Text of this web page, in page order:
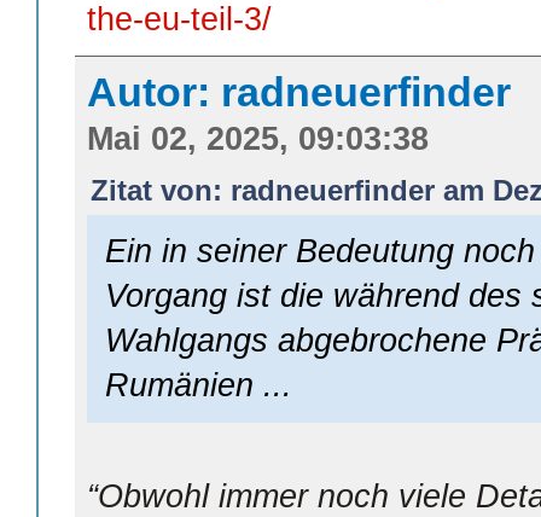
the-eu-teil-3/
Autor: radneuerfinder
Mai 02, 2025, 09:03:38
Zitat von: radneuerfinder am
Ein in seiner Bedeutung
Vorgang ist die während des
Wahlgangs abgebrochene
Rumänien ...
“Obwohl immer noch viele